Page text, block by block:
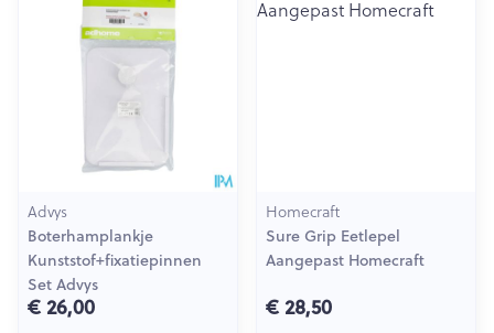
Advys
Boterhamplankje
Kunststof+fixatiepinnen
Set Advys
€ 26,00
Homecraft
Sure Grip Eetlepel
Aangepast Homecraft
€ 28,50